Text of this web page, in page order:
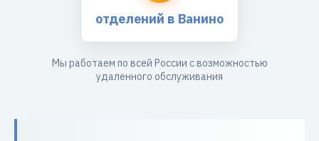
отделений в Ванино
Мы работаем по всей России с возможностью
удаленного обслуживания